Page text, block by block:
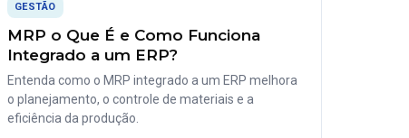
GESTÃO
MRP o Que É e Como Funciona
Integrado a um ERP?
Entenda como o MRP integrado a um ERP melhora
o planejamento, o controle de materiais e a
eficiência da produção.